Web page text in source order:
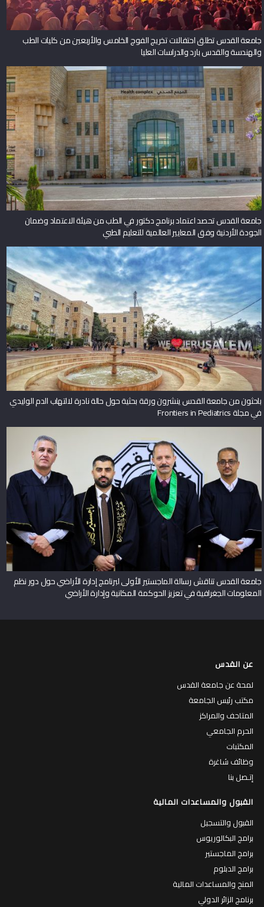
جامعة القدس تطلق احتفالات تخريج الفوج الخامس والأربعين من كليات الطب
والهندسة والقدس بارد والدراسات العليا
جامعة القدس تحصد اعتماد برنامج دكتور في الطب من هيئة الاعتماد وضمان
الجودة الأردنية وفق المعايير العالمية للتعليم الطبي
باحثون من جامعة القدس ينشرون ورقة بحثية حول حالة نادرة لالتهاب الدم الوليدي
في مجلة Frontiers in Pediatrics
جامعة القدس تناقش رسالة الماجستير الأولى لبرنامج إدارة الأراضي حول دور نظم
المعلومات الجغرافية في تعزيز الحوكمة المكانية وإدارة الأراضي
عن القدس
لمحة عن جامعة القدس
مكتب رئيس الجامعة
المتاحف والمراكز
الحرم الجامعي
المكتبات
وظائف شاغرة
إتـصل بنا
القبول والمساعدات المالية
القبول والتسجيل
برامج البكالوريوس
برامج الماجستير
برامج الدبلوم
المنح والمساعدات المالية
برنامج الزائر الدولي